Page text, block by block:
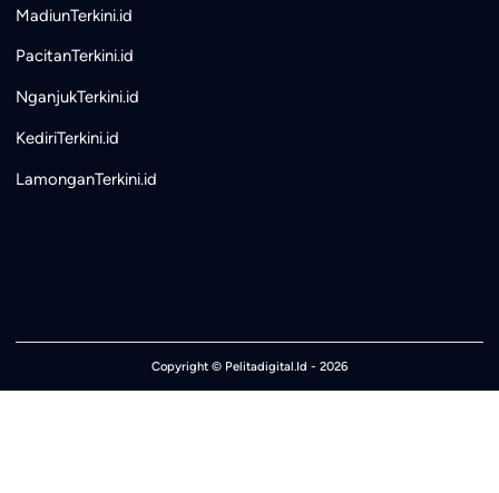
MadiunTerkini.id
PacitanTerkini.id
NganjukTerkini.id
KediriTerkini.id
LamonganTerkini.id
Copyright © Pelitadigital.Id - 2026